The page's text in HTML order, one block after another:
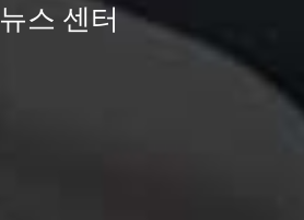
뉴스 센터